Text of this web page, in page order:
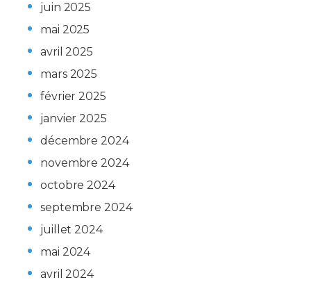
juin 2025
mai 2025
avril 2025
mars 2025
février 2025
janvier 2025
décembre 2024
novembre 2024
octobre 2024
septembre 2024
juillet 2024
mai 2024
avril 2024